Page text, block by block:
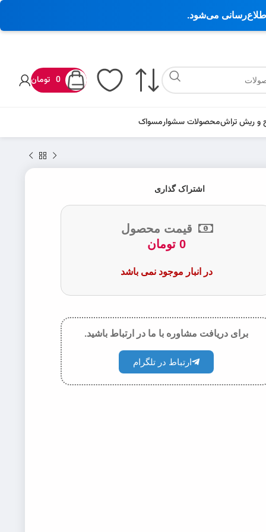
0 تومان
و ریش تراشمحصولات سشوارمسواک
اشتراک گذاری
قیمت محصول
0 تومان
در انبار موجود نمی باشد
برای دریافت مشاوره با ما در ارتباط باشید.
ارتباط در تلگرام
می‌شود.